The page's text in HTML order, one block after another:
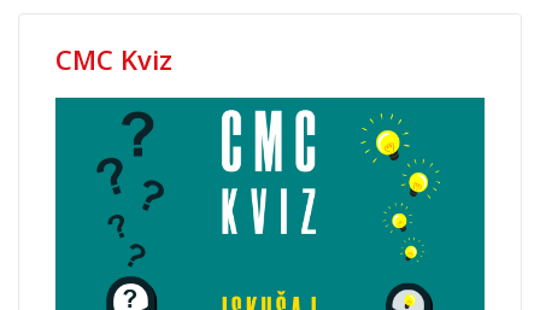
CMC Kviz